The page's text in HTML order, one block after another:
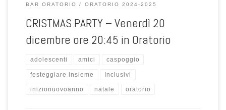
BAR ORATORIO ORATORIO 2024-2025
CRISTMAS PARTY – Venerdì 20
dicembre ore 20:45 in Oratorio
adolescenti amici caspoggio
festeggiare insieme Inclusivi
inizionuovoanno natale oratorio